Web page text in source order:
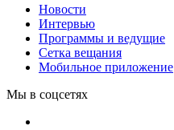
Новости
Интервью
Программы и ведущие
Сетка вещания
Мобильное приложение
Мы в соцсетях